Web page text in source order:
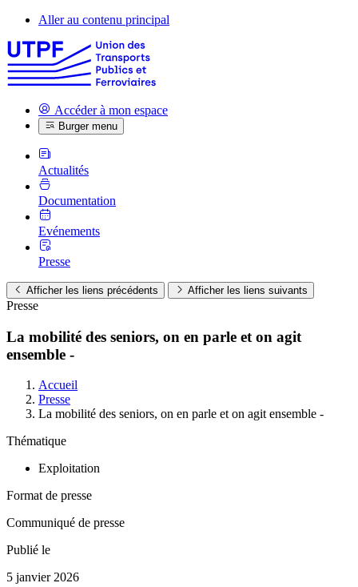
Aller au contenu principal
Accéder à mon espace
Burger menu
Actualités
Documentation
Evénements
Presse
Afficher les liens précédents Afficher les liens suivants
Presse
La mobilité des seniors, on en parle et on agit
ensemble -
Accueil
Presse
La mobilité des seniors, on en parle et on agit ensemble -
Thématique
Exploitation
Format de presse
Communiqué de presse
Publié le
5 janvier 2026